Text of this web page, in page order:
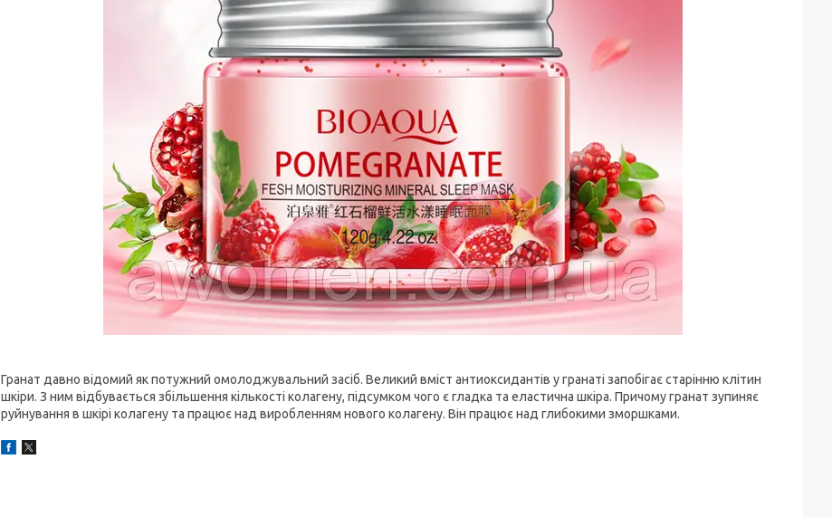
Гранат давно відомий як потужний омолоджувальний засіб. Великий вміст антиоксидантів у гранаті запобігає старінню клітин
шкіри. З ним відбувається збільшення кількості колагену, підсумком чого є гладка та еластична шкіра. Причому гранат зупиняє
руйнування в шкірі колагену та працює над виробленням нового колагену. Він працює над глибокими зморшками.